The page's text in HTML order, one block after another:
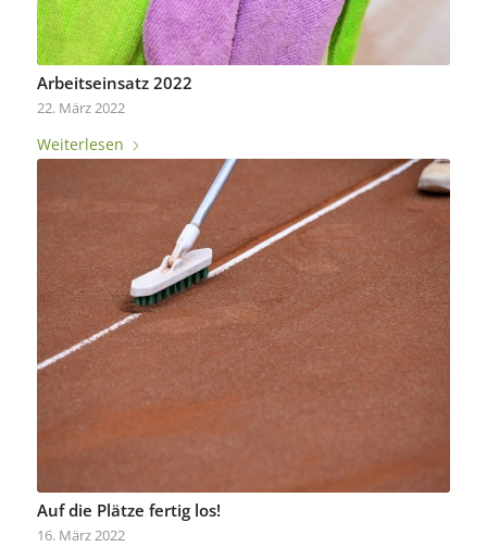
Arbeitseinsatz 2022
22. März 2022
Weiterlesen
Auf die Plätze fertig los!
16. März 2022